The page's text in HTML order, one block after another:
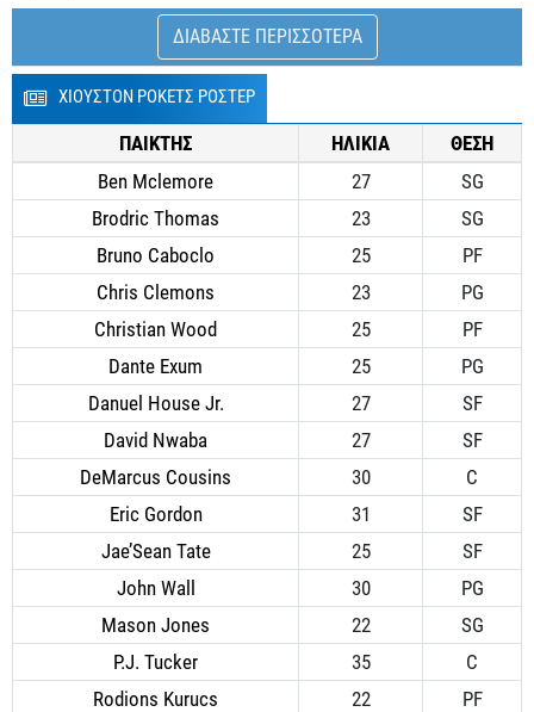
ΔΙΑΒΑΣΤΕ ΠΕΡΙΣΣΟΤΕΡΑ
ΧΙΟΥΣΤΟΝ ΡΟΚΕΤΣ ΡΟΣΤΕΡ
ΠΑΙΚΤΗΣ ΗΛΙΚΙΑ
ΘΕΣΗ
Ben Mclemore
27
SG
Brodric Thomas
23
SG
Bruno Caboclo
25
PF
Chris Clemons
23
PG
Christian Wood
25
PF
Dante Exum
25
PG
Danuel House Jr.
27
SF
David Nwaba
27
SF
DeMarcus Cousins
30
C
Eric Gordon
31
SF
Jae’Sean Tate
25
SF
John Wall
30
PG
Mason Jones
22
SG
P.J. Tucker
35
C
Rodions Kurucs
22
PF